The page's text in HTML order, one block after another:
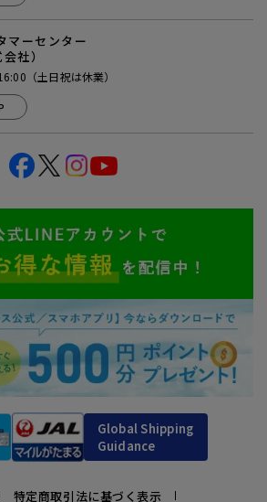
マーセンター
社）
（土日祝は休業）
Global Shipping
Guidance
特定商取引法に基づく表示